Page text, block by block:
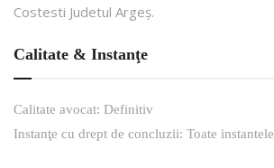
Costesti Judetul Argeș.
Calitate & Instanţe
Calitate avocat: Definitiv
Instanţe cu drept de concluzii: Toate instantele